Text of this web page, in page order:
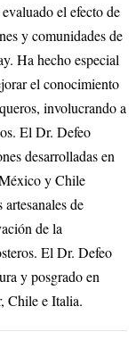
el efecto de
y comunidades de
Ha hecho especial
el conocimiento
involucrando a
El Dr. Defeo
desarrolladas en
y Chile
de
de la
El Dr. Defeo
y posgrado en
Chile e Italia.